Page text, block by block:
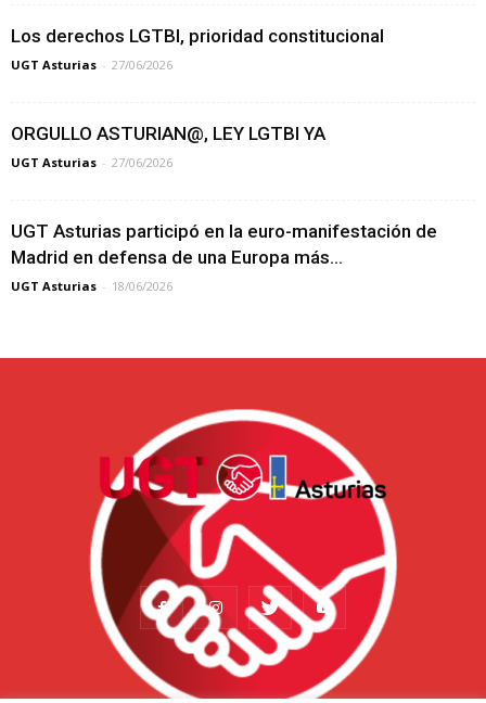
Los derechos LGTBI, prioridad constitucional
UGT Asturias - 27/06/2026
ORGULLO ASTURIAN@, LEY LGTBI YA
UGT Asturias - 27/06/2026
UGT Asturias participó en la euro-manifestación de
Madrid en defensa de una Europa más...
UGT Asturias - 18/06/2026